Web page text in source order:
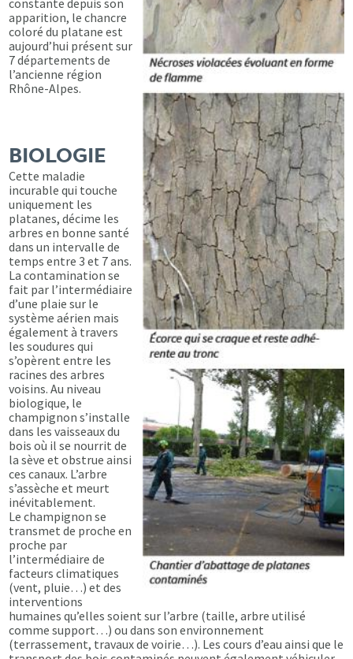
apparition, le chancre
coloré du platane est
aujourd’hui présent sur
7 départements de
l’ancienne région
Rhône-Alpes.
BIOLOGIE
Cette maladie
incurable qui touche
uniquement les
platanes, décime les
arbres en bonne santé
dans un intervalle de
temps entre 3 et 7 ans.
La contamination se
fait par l’intermédiaire
d’une plaie sur le
système aérien mais
également à travers
les soudures qui
s’opèrent entre les
racines des arbres
voisins. Au niveau
biologique, le
champignon s’installe
dans les vaisseaux du
bois où il se nourrit de
la sève et obstrue ainsi
ces canaux. L’arbre
s’assèche et meurt
inévitablement.
Le champignon se
transmet de proche en
proche par
l’intermédiaire de
facteurs climatiques
(vent, pluie…) et des
interventions
humaines qu’elles soient sur l’arbre (taille, arbre utilisé
comme support…) ou dans son environnement
(terrassement, travaux de voirie…). Les cours d’eau ainsi que le